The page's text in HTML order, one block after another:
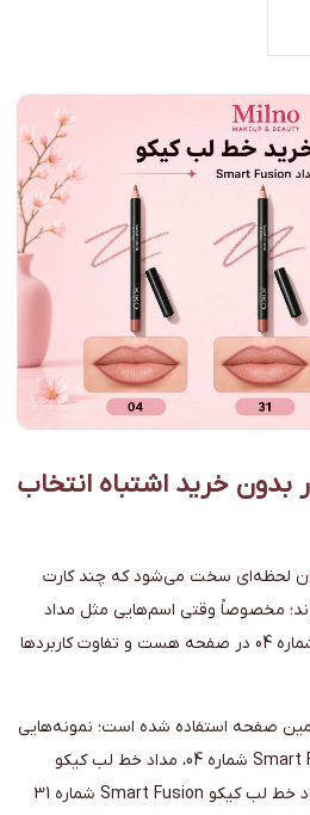
خرید اشتباه انتخاب
لحظه‌ای سخت می‌شود که چند کارت
مخصوصاً وقتی اسم‌هایی مثل مداد
خط لب کیکو Smart Fusion شماره 04 در صفحه هست و تفاوت کاربردها
صفحه استفاده شده است؛ نمونه‌هایی
مثل مداد خط لب کیکو Smart Fusion شماره 04، مداد خط لب کیکو
Smart Fusion شماره 33، مداد خط لب کیکو Smart Fusion شماره 31